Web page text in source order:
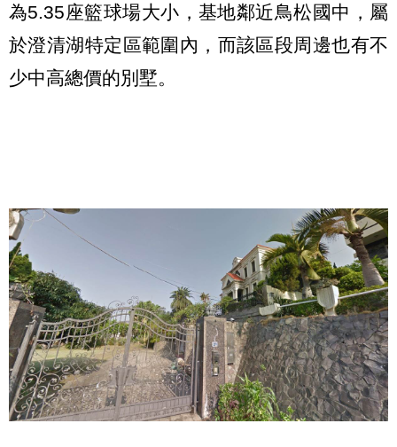
為5.35座籃球場大小，基地鄰近鳥松國中，屬
於澄清湖特定區範圍內，而該區段周邊也有不
少中高總價的別墅。